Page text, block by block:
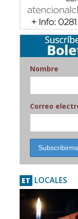
Nombre
Correo
ET LOCALES